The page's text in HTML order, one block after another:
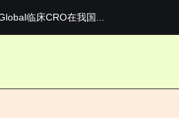
临床CRO在我国...
床III期成功
生男生女不是随机的，这样的...
《E6（R3）：药物临床试...
临床CRO在我国...
生男生女不是随机的，这样的...